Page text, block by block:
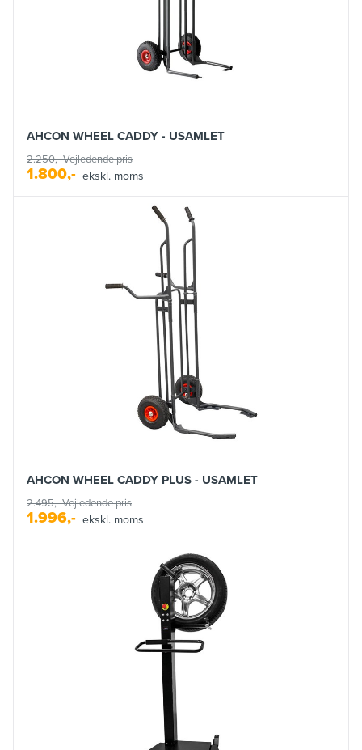
AHCON WHEEL CADDY - USAMLET
2.250,-Vejledende pris
1.800,- ekskl. moms
AHCON WHEEL CADDY PLUS - USAMLET
2.495,-Vejledende pris
1.996,- ekskl. moms